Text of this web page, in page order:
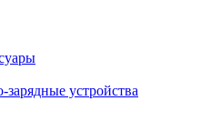
зарядные устройства